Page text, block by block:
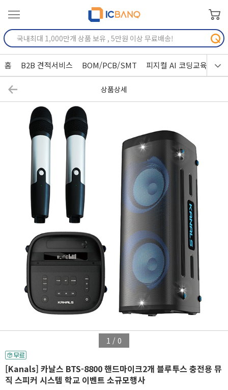
홈 B2B 견적서비스 BOM/PCB/SMT 피지컬 AI 코딩교육
상품상세
1 / 0
[Kanals] 카날스 BTS-8800 핸드마이크2개 블루투스 충전용 뮤
직 스피커 시스템 학교 이벤트 소규모행사